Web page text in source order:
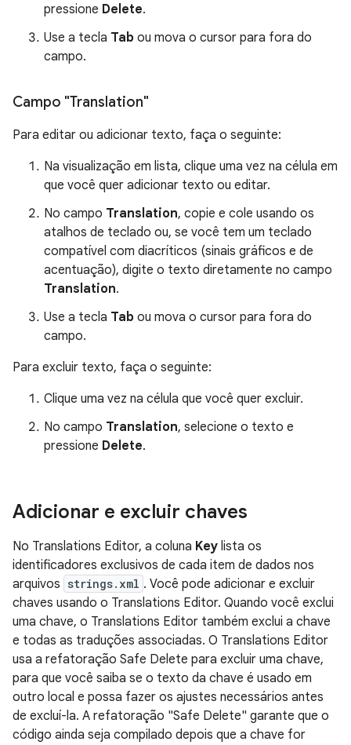
pressione Delete.
Use a tecla Tab ou mova o cursor para fora do
campo.
Campo "Translation"
Para editar ou adicionar texto, faça o seguinte:
Na visualização em lista, clique uma vez na célula em
que você quer adicionar texto ou editar.
No campo Translation, copie e cole usando os
atalhos de teclado ou, se você tem um teclado
compatível com diacríticos (sinais gráficos e de
acentuação), digite o texto diretamente no campo
Translation.
Use a tecla Tab ou mova o cursor para fora do
campo.
Para excluir texto, faça o seguinte:
Clique uma vez na célula que você quer excluir.
No campo Translation, selecione o texto e
pressione Delete.
Adicionar e excluir chaves
No Translations Editor, a coluna Key lista os
identificadores exclusivos de cada item de dados nos
arquivos strings.xml . Você pode adicionar e excluir
chaves usando o Translations Editor. Quando você exclui
uma chave, o Translations Editor também exclui a chave
e todas as traduções associadas. O Translations Editor
usa a refatoração Safe Delete para excluir uma chave,
para que você saiba se o texto da chave é usado em
outro local e possa fazer os ajustes necessários antes
de excluí-la. A refatoração "Safe Delete" garante que o
código ainda seja compilado depois que a chave for